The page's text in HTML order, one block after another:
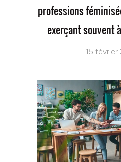
professions
exerçant souvent
15 février